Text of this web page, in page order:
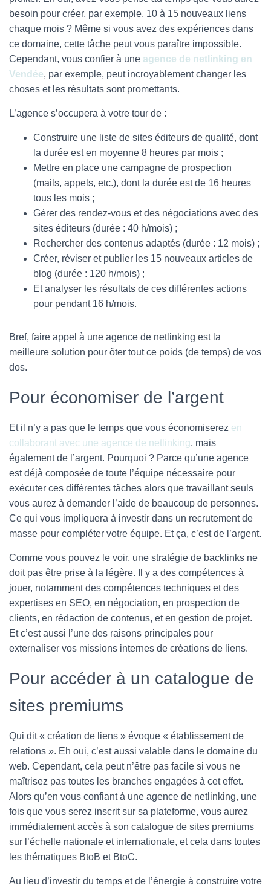
besoin pour créer, par exemple, 10 à 15 nouveaux liens
chaque mois ? Même si vous avez des expériences dans
ce domaine, cette tâche peut vous paraître impossible.
Cependant, vous confier à une agence de netlinking en
Vendée, par exemple, peut incroyablement changer les
choses et les résultats sont promettants.
L’agence s’occupera à votre tour de :
Construire une liste de sites éditeurs de qualité, dont
la durée est en moyenne 8 heures par mois ;
Mettre en place une campagne de prospection
(mails, appels, etc.), dont la durée est de 16 heures
tous les mois ;
Gérer des rendez-vous et des négociations avec des
sites éditeurs (durée : 40 h/mois) ;
Rechercher des contenus adaptés (durée : 12 mois) ;
Créer, réviser et publier les 15 nouveaux articles de
blog (durée : 120 h/mois) ;
Et analyser les résultats de ces différentes actions
pour pendant 16 h/mois.
Bref, faire appel à une agence de netlinking est la
meilleure solution pour ôter tout ce poids (de temps) de vos
dos.
Pour économiser de l’argent
Et il n’y a pas que le temps que vous économiserez en
collaborant avec une agence de netlinking, mais
également de l’argent. Pourquoi ? Parce qu’une agence
est déjà composée de toute l’équipe nécessaire pour
exécuter ces différentes tâches alors que travaillant seuls
vous aurez à demander l’aide de beaucoup de personnes.
Ce qui vous impliquera à investir dans un recrutement de
masse pour compléter votre équipe. Et ça, c’est de l’argent.
Comme vous pouvez le voir, une stratégie de backlinks ne
doit pas être prise à la légère. Il y a des compétences à
jouer, notamment des compétences techniques et des
expertises en SEO, en négociation, en prospection de
clients, en rédaction de contenus, et en gestion de projet.
Et c’est aussi l’une des raisons principales pour
externaliser vos missions internes de créations de liens.
Pour accéder à un catalogue de
sites premiums
Qui dit « création de liens » évoque « établissement de
relations ». Eh oui, c’est aussi valable dans le domaine du
web. Cependant, cela peut n’être pas facile si vous ne
maîtrisez pas toutes les branches engagées à cet effet.
Alors qu’en vous confiant à une agence de netlinking, une
fois que vous serez inscrit sur sa plateforme, vous aurez
immédiatement accès à son catalogue de sites premiums
sur l’échelle nationale et internationale, et cela dans toutes
les thématiques BtoB et BtoC.
Au lieu d’investir du temps et de l’énergie à construire votre